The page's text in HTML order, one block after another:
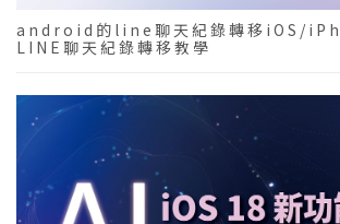
android的line聊天紀錄轉移iOS/
LINE聊天紀錄轉移教學